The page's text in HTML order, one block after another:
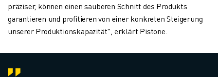
präziser, können einen sauberen Schnitt des Produkts
garantieren und profitieren von einer konkreten Steigerung
unserer Produktionskapazität", erklärt Pistone.